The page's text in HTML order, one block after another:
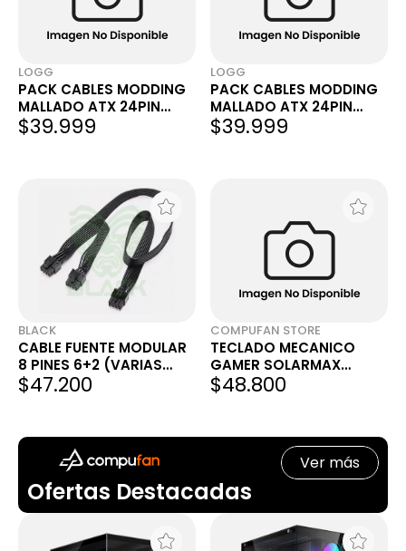
LOGG
PACK CABLES MODDING
MALLADO ATX 24PIN
CPU/EPS 4+4PIN 2XPCIE
6+2PIN BLANCO Y NEGRO
$39.999
LOGG
PACK CABLES MODDING
MALLADO ATX 24PIN
CPU/EPS 4+4PIN 2XPCIE
6+2PIN ROJO Y NEGRO
$39.999
BLACK
CABLE FUENTE MODULAR
8 PINES 6+2 (VARIAS
MARCAS)
$47.200
COMPUFAN STORE
TECLADO MECANICO
GAMER SOLARMAX
GMKB88RB RGB 80%
TRIMODO CABLE +
BLANCO
$48.800
Ofertas Destacadas
Ver más